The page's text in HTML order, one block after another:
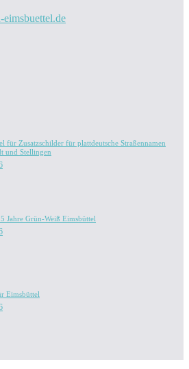
für Zusatzschilder für plattdeutsche Straßennamen
und Stellingen
Jahre Grün-Weiß Eimsbüttel
Eimsbüttel